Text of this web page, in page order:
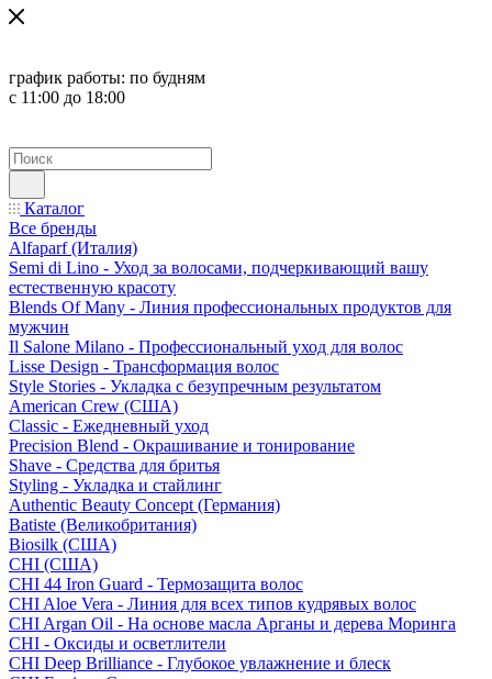
график работы: по будням
с 11:00 до 18:00
Каталог
Все бренды
Alfaparf (Италия)
Semi di Lino - Уход за волосами, подчеркивающий вашу
естественную красоту
Blends Of Many - Линия профессиональных продуктов для
мужчин
Il Salone Milano - Профессиональный уход для волос
Lisse Design - Трансформация волос
Style Stories - Укладка с безупречным результатом
American Crew (США)
Classic - Ежедневный уход
Precision Blend - Окрашивание и тонирование
Shave - Средства для бритья
Styling - Укладка и стайлинг
Authentic Beauty Concept (Германия)
Batiste (Великобритания)
Biosilk (США)
CHI (США)
CHI 44 Iron Guard - Термозащита волос
CHI Aloe Vera - Линия для всех типов кудрявых волос
CHI Argan Oil - На основе масла Арганы и дерева Моринга
CHI - Оксиды и осветлители
CHI Deep Brilliance - Глубокое увлажнение и блеск